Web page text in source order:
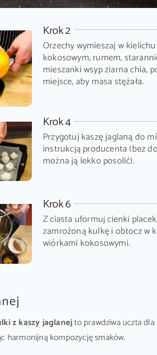
Krok 2
Orzechy wymieszaj w
kokosowym, rumem,
mieszanki wsyp ziarna chia,
miejsce, aby masa stężała.
Krok 4
Przygotuj kaszę jaglaną do
instrukcją producenta (bez
można ją lekko posolić).
Krok 6
Z ciasta uformuj cienki
zamrożoną kulkę i obtocz w
wiórkami kokosowymi.
z kaszy jaglanejto prawdziwa uczta
harmonijną kompozycję smaków.